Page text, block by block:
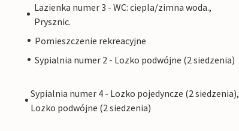
Lazienka numer 3 - WC: ciepla/zimna woda.,
Prysznic.
Pomieszczenie rekreacyjne
Sypialnia numer 2 - Lozko podwójne (2 siedzenia)
Sypialnia numer 4 - Lozko pojedyncze (2 siedzenia),
Lozko podwójne (2 siedzenia)